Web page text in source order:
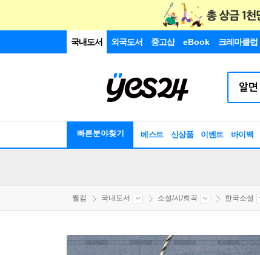
국내도서 외국도서 중고샵 eBook 크레마클럽
빠른분야찾기 베스트 신상품 이벤트 바이백
웰컴 국내도서 소설/시/희곡 한국소설